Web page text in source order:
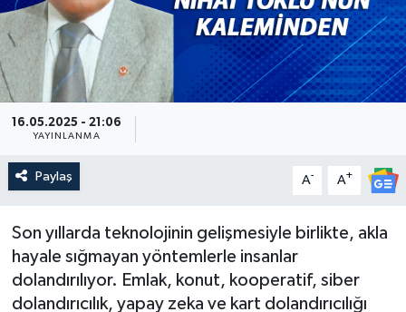
16.05.2025 - 21:06
YAYINLANMA
Paylaş A- A+
Son yıllarda teknolojinin gelişmesiyle birlikte, akla
hayale sığmayan yöntemlerle insanlar
dolandırılıyor. Emlak, konut, kooperatif, siber
dolandırıcılık, yapay zeka ve kart dolandırıcılığı
Güncel
Kültür & Sanat
Magazin
Resmi İlan
Siyaset